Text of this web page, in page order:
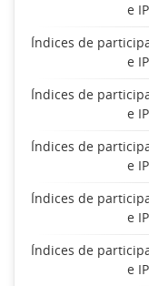
e
Índices de
e
Índices de
e
Índices de
e
Índices de
e
Índices de
e